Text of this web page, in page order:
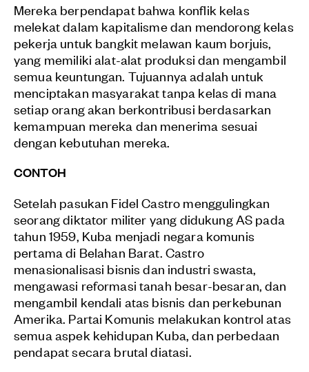
Mereka berpendapat bahwa konflik kelas
melekat dalam kapitalisme dan mendorong kelas
pekerja untuk bangkit melawan kaum borjuis,
yang memiliki alat-alat produksi dan mengambil
semua keuntungan. Tujuannya adalah untuk
menciptakan masyarakat tanpa kelas di mana
setiap orang akan berkontribusi berdasarkan
kemampuan mereka dan menerima sesuai
dengan kebutuhan mereka.
CONTOH
Setelah pasukan Fidel Castro menggulingkan
seorang diktator militer yang didukung AS pada
tahun 1959, Kuba menjadi negara komunis
pertama di Belahan Barat. Castro
menasionalisasi bisnis dan industri swasta,
mengawasi reformasi tanah besar-besaran, dan
mengambil kendali atas bisnis dan perkebunan
Amerika. Partai Komunis melakukan kontrol atas
semua aspek kehidupan Kuba, dan perbedaan
pendapat secara brutal diatasi.